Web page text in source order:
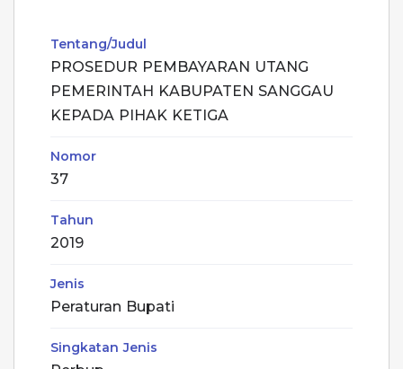
Tentang/Judul
PROSEDUR PEMBAYARAN UTANG
PEMERINTAH KABUPATEN SANGGAU
KEPADA PIHAK KETIGA
Nomor
37
Tahun
2019
Jenis
Peraturan Bupati
Singkatan Jenis